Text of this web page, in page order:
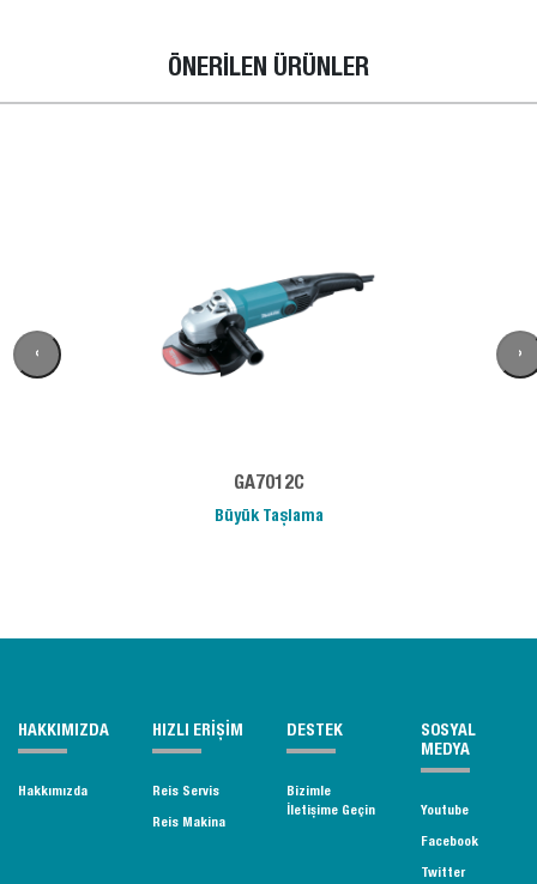
ÖNERİLEN ÜRÜNLER
GA7012C
Büyük Taşlama
‹ ›
HAKKIMIZDA
Hakkımızda
HIZLI ERİŞİM
Reis Servis
Reis Makina
DESTEK
Bizimle
İletişime Geçin
SOSYAL
MEDYA
Youtube
Facebook
Twitter